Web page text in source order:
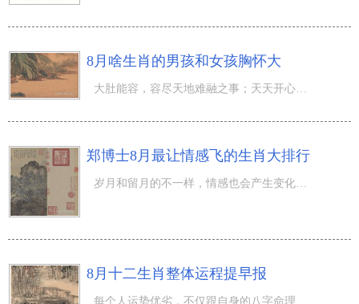
8月啥生肖的男孩和女孩胸怀大
郑博士8月最让情感飞的生肖大排行
岁月和留月的不一样，情感也会产生变化，阳历8月最让情感飞的属相排行怎样？根据位理学类和八字命理学中的
8月十二生肖整体运程提早报
每个人运势优劣，不仅跟自身的八字命理相关，并且还跟流月月相关，不一样的月运程当然也不一样。如今依据我